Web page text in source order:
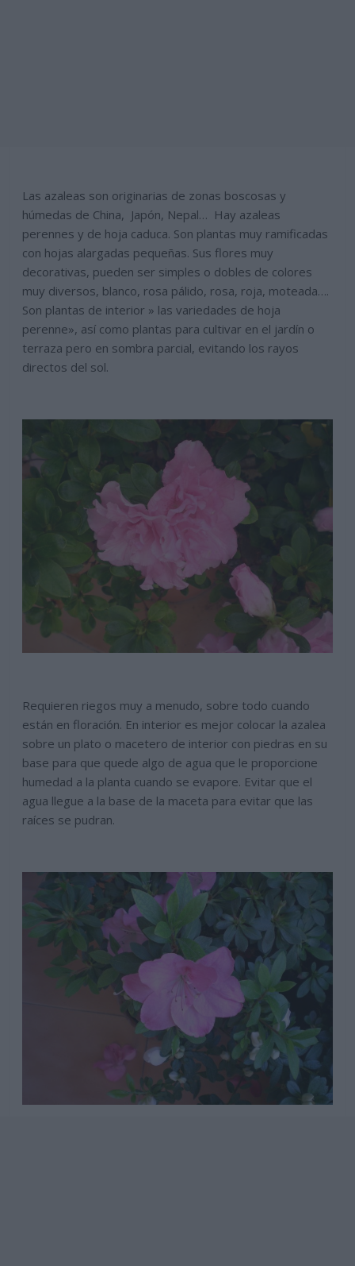
Las azaleas son originarias de zonas boscosas y
húmedas de China, Japón, Nepal… Hay azaleas
perennes y de hoja caduca. Son plantas muy ramificadas
con hojas alargadas pequeñas. Sus flores muy
decorativas, pueden ser simples o dobles de colores
muy diversos, blanco, rosa pálido, rosa, roja, moteada….
Son plantas de interior » las variedades de hoja
perenne», así como plantas para cultivar en el jardín o
terraza pero en sombra parcial, evitando los rayos
directos del sol.
Requieren riegos muy a menudo, sobre todo cuando
están en floración. En interior es mejor colocar la azalea
sobre un plato o macetero de interior con piedras en su
base para que quede algo de agua que le proporcione
humedad a la planta cuando se evapore. Evitar que el
agua llegue a la base de la maceta para evitar que las
raíces se pudran.